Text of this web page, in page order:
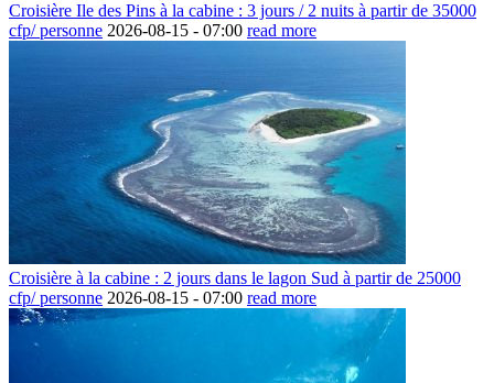
Croisière Ile des Pins à la cabine : 3 jours / 2 nuits à partir de 35000
cfp/ personne 2026-08-15 - 07:00 read more
Croisière à la cabine : 2 jours dans le lagon Sud à partir de 25000
cfp/ personne 2026-08-15 - 07:00 read more